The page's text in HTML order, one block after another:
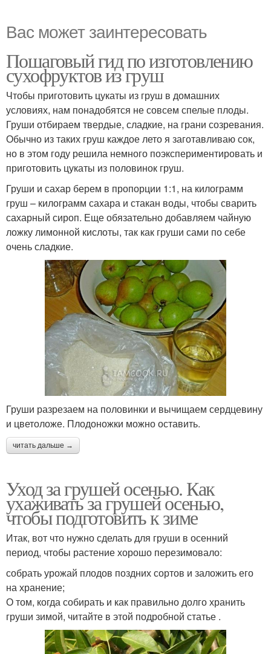
Вас может заинтересовать
Пошаговый гид по изготовлению
сухофруктов из груш
Чтобы приготовить цукаты из груш в домашних
условиях, нам понадобятся не совсем спелые плоды.
Груши отбираем твердые, сладкие, на грани созревания.
Обычно из таких груш каждое лето я заготавливаю сок,
но в этом году решила немного поэкспериментировать и
приготовить цукаты из половинок груш.
Груши и сахар берем в пропорции 1:1, на килограмм
груш – килограмм сахара и стакан воды, чтобы сварить
сахарный сироп. Еще обязательно добавляем чайную
ложку лимонной кислоты, так как груши сами по себе
очень сладкие.
Груши разрезаем на половинки и вычищаем сердцевину
и цветоложе. Плодоножки можно оставить.
читать дальше →
Уход за грушей осенью. Как
ухаживать за грушей осенью,
чтобы подготовить к зиме
Итак, вот что нужно сделать для груши в осенний
период, чтобы растение хорошо перезимовало:
собрать урожай плодов поздних сортов и заложить его
на хранение;
О том, когда собирать и как правильно долго хранить
груши зимой, читайте в этой подробной статье .